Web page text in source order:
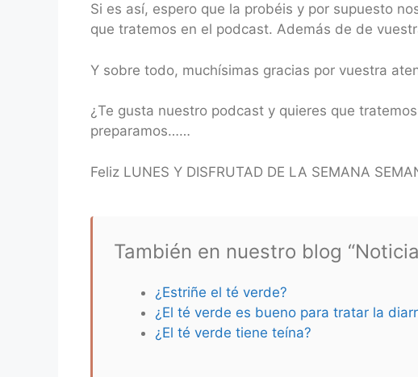
Si es así, espero que la probéis y por supuesto
que tratemos en el podcast. Además de de
Y sobre todo, muchísimas gracias por vuestra
¿Te gusta nuestro podcast y quieres que
preparamos……
Feliz LUNES Y DISFRUTAD DE LA SEMANA
También en nuestro blog
¿Estriñe el té verde?
¿El té verde es bueno para tratar la
¿El té verde tiene teína?